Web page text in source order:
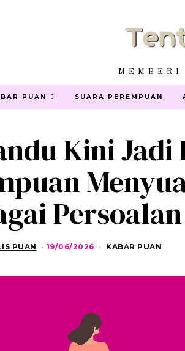
PUAN SUARA PEREMPUAN
Kini Jadi
PUAN 19/06/2026 0
0
0
2
6
KABAR PUAN